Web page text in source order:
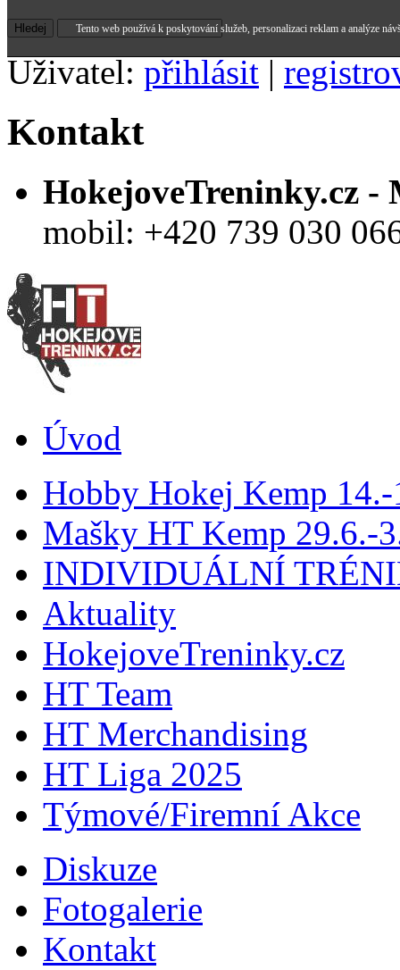
Uživatel: přihlásit |
Kontakt
HokejoveTreninky.cz
mobil: +420 739 030
Úvod
Hobby Hokej Kemp
Mašky HT Kemp 29.6.-
INDIVIDUÁLNÍ
Aktuality
HokejoveTreninky.cz
HT Team
HT Merchandising
HT Liga 2025
Týmové/Firemní Akce
Diskuze
Fotogalerie
Kontakt
Tento web používá k poskytování služeb, personalizaci reklam a analýze